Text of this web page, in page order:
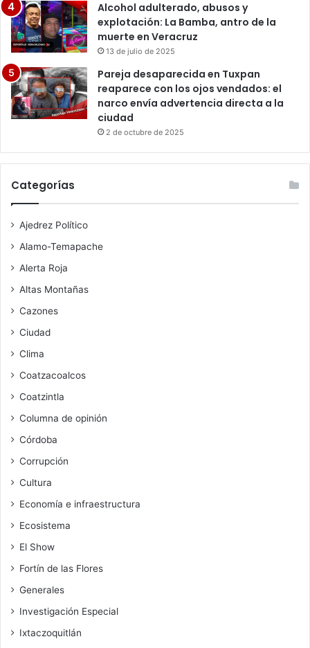
Alcohol adulterado, abusos y
explotación: La Bamba, antro de la
muerte en Veracruz
13 de julio de 2025
Pareja desaparecida en Tuxpan
reaparece con los ojos vendados: el
narco envía advertencia directa a la
ciudad
2 de octubre de 2025
Categorías
Ajedrez Político
Alamo-Temapache
Alerta Roja
Altas Montañas
Cazones
Ciudad
Clima
Coatzacoalcos
Coatzintla
Columna de opinión
Córdoba
Corrupción
Cultura
Economía e infraestructura
Ecosistema
El Show
Fortín de las Flores
Generales
Investigación Especial
Ixtaczoquitlán